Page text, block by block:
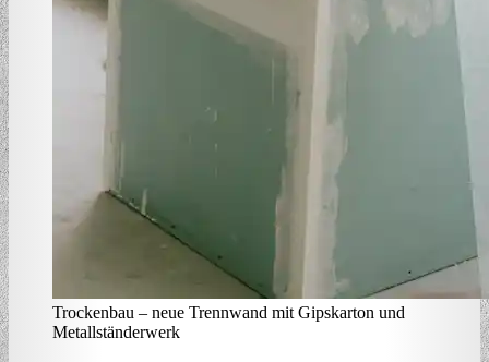
Trockenbau – neue Trennwand mit Gipskarton und
Metallständerwerk